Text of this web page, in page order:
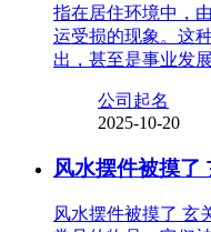
指在居住环境中，
运受损的现象。这
出，甚至是事业发
公司起名
2025-10-20
风水摆件被摸了
风水摆件被摸了 玄